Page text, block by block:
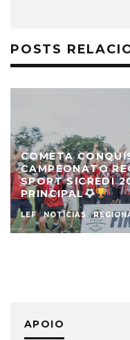
POSTS
COMETA
CAMPEONATO
SPORT SICREDI
PRINCIPAL
LEF NOTÍCIAS
APOIO